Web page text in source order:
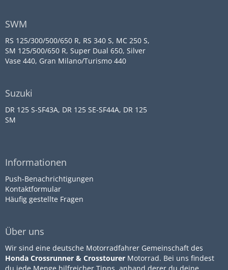
SWM
RS 125/300/500/650 R, RS 340 S, MC 250 S,
SM 125/500/650 R, Super Dual 650, Silver
Vase 440, Gran Milano/Turismo 440
Suzuki
DR 125 S-SF43A, DR 125 SE-SF44A, DR 125
SM
Informationen
Push-Benachrichtigungen
Kontaktformular
Häufig gestellte Fragen
Über uns
Wir sind eine deutsche Motorradfahrer Gemeinschaft des
Honda Crossrunner & Crosstourer Motorrad. Bei uns findest